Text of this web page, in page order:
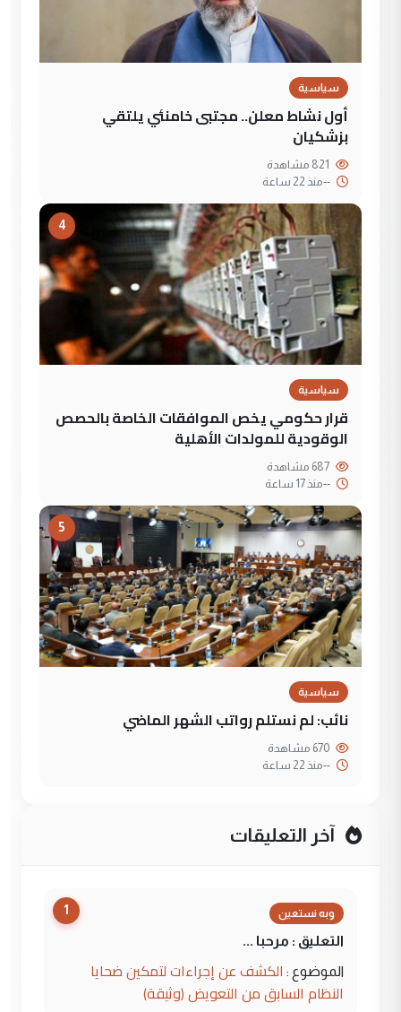
سياسية
أول نشاط معلن.. مجتبى خامنئي يلتقي
بزشكيان
--منذ 22 ساعة
4
سياسية
قرار حكومي يخص الموافقات الخاصة بالحصص
الوقودية للمولدات الأهلية
--منذ 17 ساعة
5
سياسية
نائب: لم نستلم رواتب الشهر الماضي
--منذ 22 ساعة
آخر التعليقات
1 وبه نستعين
التعليق : مرحبا ...
الموضوع : الكشف عن إجراءات لتمكين ضحايا
النظام السابق من التعويض (وثيقة)